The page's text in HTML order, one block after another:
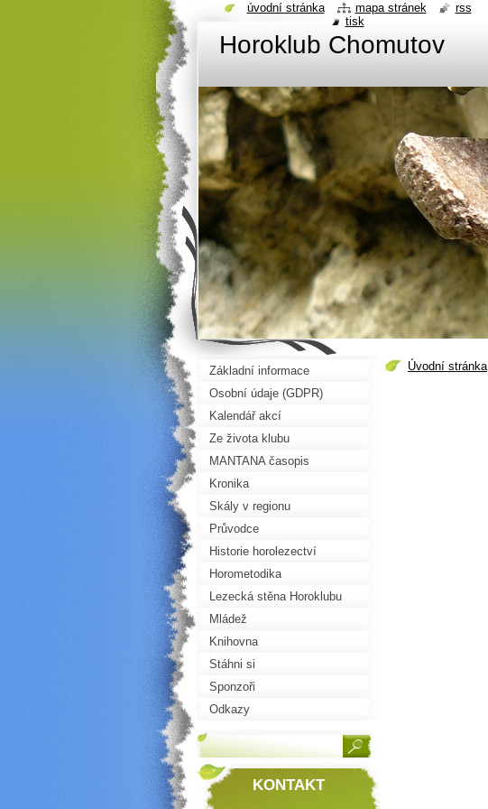
Horoklub Chomutov
Úvodní stránka
Základní informace
Osobní údaje (GDPR)
Kalendář akcí
Ze života klubu
MANTANA časopis
Kronika
Skály v regionu
Průvodce
Historie horolezectví
Horometodika
Lezecká stěna Horoklubu
Mládež
Knihovna
Stáhni si
Sponzoři
Odkazy
KONTAKT
úvodní stránka mapa stránek
rss
tisk